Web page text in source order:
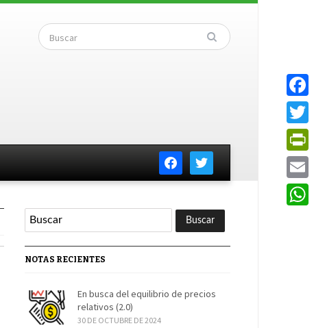
facebooktwitter
NOTAS RECIENTES
En busca del equilibrio de precios
relativos (2.0)
30 DE OCTUBRE DE 2024
Email